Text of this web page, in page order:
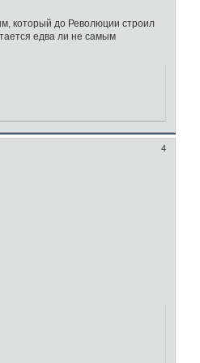
который до Революции строил
едва ли не самым
4